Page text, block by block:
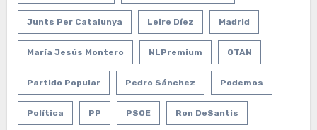
Junts Per Catalunya Leire Díez Madrid
María Jesús Montero NLPremium OTAN
Partido Popular Pedro Sánchez Podemos
Política PP PSOE Ron DeSantis